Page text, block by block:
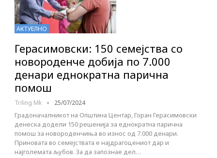
АКТУЕЛНО
Герасимовски: 150 семејства со
новороденче добија по 7.000
денари еднократна парична
помош
Triling Mk 25/07/2024
Градоначалникот на Општина Центар, Горан Герасимовски
денеска додели 150 решенија за еднократна парична
помош за новороденчиња во износ од 7.000 денари.
Приновата во семејствата е најдрагоцениот дар и
најголемата љубов. За да запознае дел…